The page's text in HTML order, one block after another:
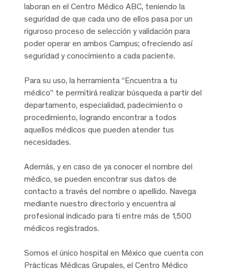
laboran en el Centro Médico ABC, teniendo la
seguridad de que cada uno de ellos pasa por un
riguroso proceso de selección y validación para
poder operar en ambos Campus; ofreciendo así
seguridad y conocimiento a cada paciente.
Para su uso, la herramienta “Encuentra a tu
médico” te permitirá realizar búsqueda a partir del
departamento, especialidad, padecimiento o
procedimiento, logrando encontrar a todos
aquellos médicos que pueden atender tus
necesidades.
Además, y en caso de ya conocer el nombre del
médico, se pueden encontrar sus datos de
contacto a través del nombre o apellido. Navega
mediante nuestro directorio y encuentra al
profesional indicado para ti entre más de 1,500
médicos registrados.
Somos el único hospital en México que cuenta con
Prácticas Médicas Grupales, el Centro Médico